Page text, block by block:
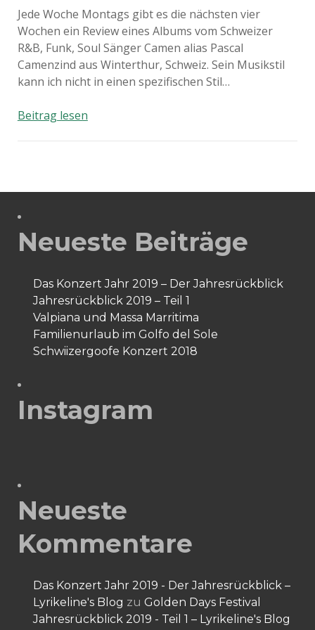
Jede Woche Montags gibt es die nächsten vier
Wochen ein Review eines Albums vom Schweizer
R&B, Funk, Soul Sänger Camen alias Pascal
Camenzind aus Winterthur, Schweiz. Sein Musikstil
kann ich nicht in einen spezifischen Stil…
Beitrag lesenCamen
Neueste Beiträge
Das Konzert Jahr 2019 – Der Jahresrückblick
Jahresrückblick 2019 – Teil 1
Valpiana und Massa Marritima
Familienurlaub im Golfo del Sole
Schwiizergoofe Konzert 2018
Instagram
Neueste
Kommentare
Das Konzert Jahr 2019 - Der Jahresrückblick –
Lyrikeline's Blog zu Golden Days Festival
Jahresrückblick 2019 - Teil 1 – Lyrikeline's Blog